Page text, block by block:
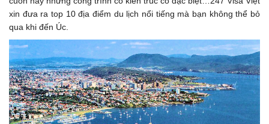
xin đưa ra top 10 địa điểm du lịch nổi tiếng mà bạn không thể bỏ
qua khi đến Úc.